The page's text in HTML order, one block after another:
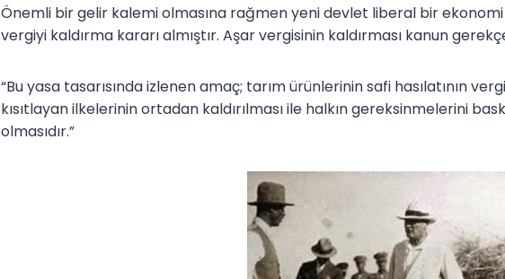
Önemli bir gelir kalemi olmasına rağmen yeni devlet liberal bir
vergiyi kaldırma kararı almıştır. Aşar vergisinin kaldırması kanun
“Bu yasa tasarısında izlenen amaç; tarım ürünlerinin safi hasılatının
kısıtlayan ilkelerinin ortadan kaldırılması ile halkın gereksinmelerini
olmasıdır.”